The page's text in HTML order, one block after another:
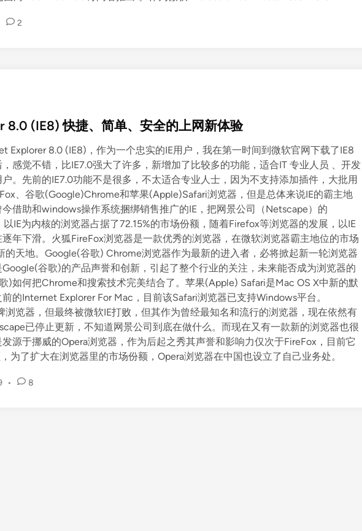
现
已
推
出
2
8.0 (IE8) 快捷、简单、安全的上网新体验
Explorer 8.0 (IE8)，作为一个忠实的IE用户，我在第一时间到微软官网下载了IE8
感觉不错，比IE7.0强大了许多，新增加了比较多的功能，适合IT 专业人员 、开发
。先前的IE7.0功能不是很多，不太适合专业人士，因为不支持添加插件，大批用
、谷歌(Google)Chrome和苹果(Apple)Safari浏览器，但是总体来说IE的霸主地
借助和windows操作系统捆绑销售推广的IE，把网景公司（Netscape）的
IE为内核的浏览器占据了72.15%的市场份额，随着Firefox等浏览器的发展，以IE
年下滑。火狐FireFox浏览器是一款优秀的浏览器，在微软浏览器霸主地位的市场
的天地。Google(谷歌) Chrome浏览器作为最新的进入者，必将掀起新一轮浏览器
谷歌)的产品声誉和创新，引起了整个行业的关注，未来能否成为浏览器的
)如何把Chrome和搜索技术完美结合了。苹果(Apple) Safari是Mac OS X中新的默
的Internet Explorer For Mac，目前该Safari浏览器已支持Windows平台。
浏览器，但最终被微软IE打败，但其作为曾经最知名和流行的浏览器，现在依然有
已停止更新，不知道网景公司到底在做什么。而现在又有一款新的浏览器也很
源于挪威的Opera浏览器，作为后起之秀其声誉和影响力仅次于FireFox，目前它
为了扩大在浏览器里的市场份额，Opera浏览器在中国也设立了自己业务处。
• 8